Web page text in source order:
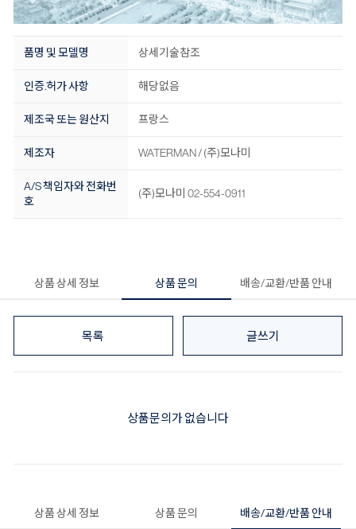
품명 및 모델명 상세기술참조
인증.허가 사항 해당없음
제조국 또는 원산지 프랑스
제조자 WATERMAN / (주)모나미
A/S 책임자와 전화번
호
(주)모나미 02-554-0911
상품 상세 정보 상품 문의 배송/교환/반품 안내
목록 글쓰기
상품문의가 없습니다
상품 상세 정보 상품 문의 배송/교환/반품 안내